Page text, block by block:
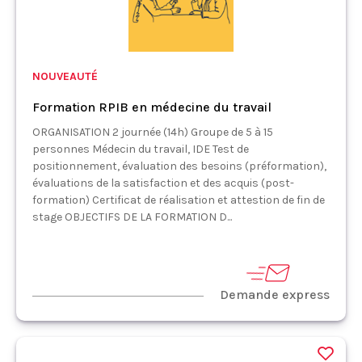
NOUVEAUTÉ
Formation RPIB en médecine du travail
ORGANISATION 2 journée (14h) Groupe de 5 à 15
personnes Médecin du travail, IDE Test de
positionnement, évaluation des besoins (préformation),
évaluations de la satisfaction et des acquis (post-
formation) Certificat de réalisation et attestion de fin de
stage OBJECTIFS DE LA FORMATION D...
Demande express